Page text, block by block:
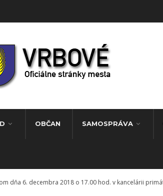
OBČAN SAMOSPRÁVA
dňa 6. decembra 2018 o 17.00 hod. v kancelárii